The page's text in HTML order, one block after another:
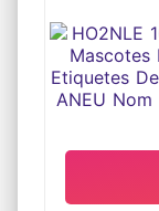
NOM